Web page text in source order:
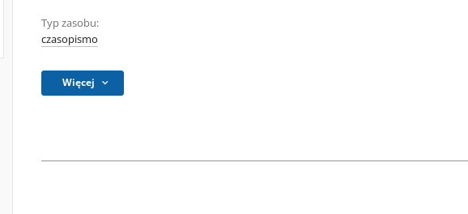
Typ zasobu:
czasopismo
Więcej